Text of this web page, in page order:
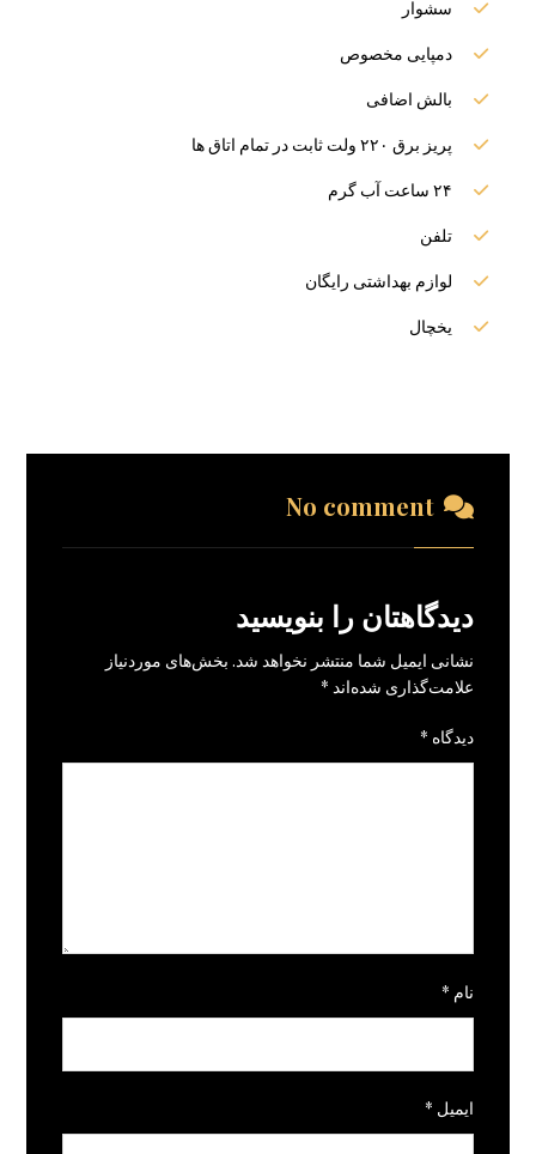
سشوار
دمپایی مخصوص
بالش اضافی
پریز برق ۲۲۰ ولت ثابت در تمام اتاق ها
۲۴ ساعت آب گرم
تلفن
لوازم بهداشتی رایگان
یخچال
No comment
دیدگاهتان را بنویسید
نشانی ایمیل شما منتشر نخواهد شد. بخش‌های موردنیاز
علامت‌گذاری شده‌اند *
دیدگاه *
نام *
ایمیل *